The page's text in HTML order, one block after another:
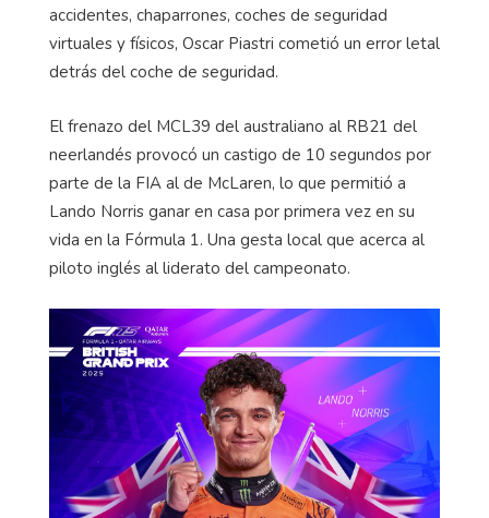
accidentes, chaparrones, coches de seguridad
virtuales y físicos, Oscar Piastri cometió un error letal
detrás del coche de seguridad.
El frenazo del MCL39 del australiano al RB21 del
neerlandés provocó un castigo de 10 segundos por
parte de la FIA al de McLaren, lo que permitió a
Lando Norris ganar en casa por primera vez en su
vida en la Fórmula 1. Una gesta local que acerca al
piloto inglés al liderato del campeonato.